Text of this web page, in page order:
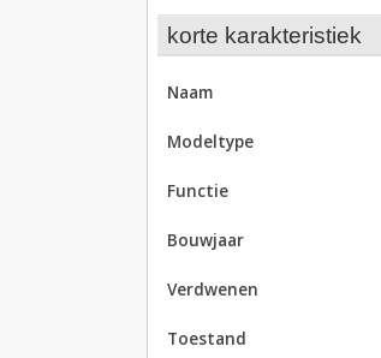
korte karakteristiek
naam
modeltype
functie
bouwjaar
verdwenen
toestand